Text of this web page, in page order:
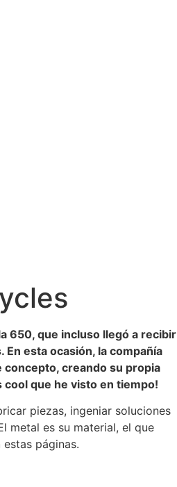
650, que incluso llegó a recibir
esta ocasión, la compañía
concepto, creando su propia
cool que he visto en tiempo!
piezas, ingeniar soluciones
metal es su material, el que
páginas.